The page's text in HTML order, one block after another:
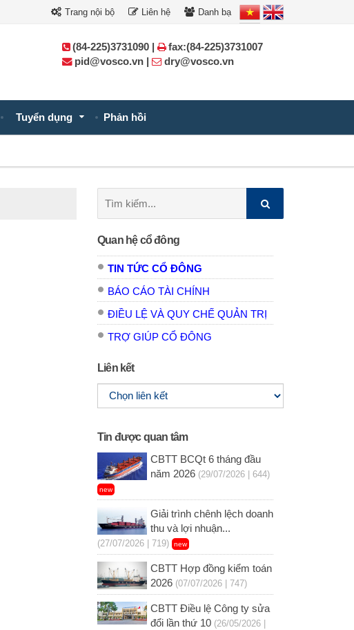
Trang nội bộ Liên hệ Danh bạ
Tuyển dụng Phản hồi
(84-225)3731090 |
fax:(84-225)3731007
pid@vosco.vn |
dry@vosco.vn
kiếm:
Quan hệ cổ đông
TIN TỨC CỔ ĐÔNG
BÁO CÁO TÀI CHÍNH
ĐIỀU LỆ VÀ QUY CHẾ QUẢN TRỊ
TRỢ GIÚP CỔ ĐÔNG
Liên kết
Tin được quan tâm
CBTT BCQt 6 tháng đầu
năm 2026 (29/07/2026 | 644)
new
Giải trình chênh lệch doanh
thu và lợi nhuận...
(27/07/2026 | 719) new
CBTT Hợp đồng kiểm toán
2026 (07/07/2026 | 747)
CBTT Điều lệ Công ty sửa
đổi lần thứ 10 (26/05/2026 |